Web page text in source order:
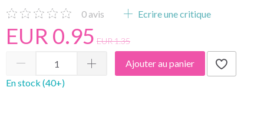
0 avis Ecrire une critique
EUR 0.95 EUR 1.35
Ajouter au panier
En stock (40+)